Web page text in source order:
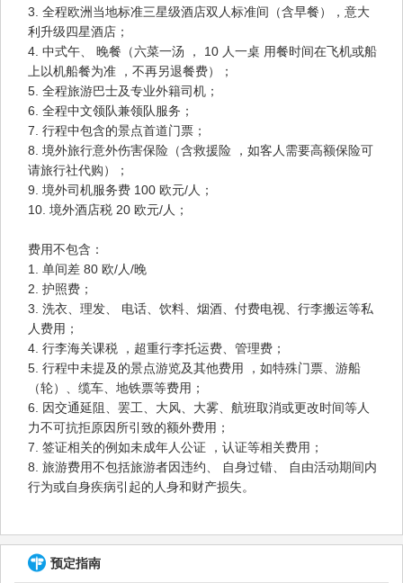
3. 全程欧洲当地标准三星级酒店双人标准间（含早餐），意大
利升级四星酒店；
4. 中式午、 晚餐（六菜一汤 ， 10 人一桌 用餐时间在飞机或船
上以机船餐为准 ，不再另退餐费）；
5. 全程旅游巴士及专业外籍司机；
6. 全程中文领队兼领队服务；
7. 行程中包含的景点首道门票；
8. 境外旅行意外伤害保险（含救援险 ，如客人需要高额保险可
请旅行社代购）；
9. 境外司机服务费 100 欧元/人；
10. 境外酒店税 20 欧元/人；
费用不包含：
1. 单间差 80 欧/人/晚
2. 护照费；
3. 洗衣、理发、 电话、饮料、烟酒、付费电视、行李搬运等私
人费用；
4. 行李海关课税 ，超重行李托运费、管理费；
5. 行程中未提及的景点游览及其他费用 ，如特殊门票、游船
（轮）、缆车、地铁票等费用；
6. 因交通延阻、罢工、大风、大雾、航班取消或更改时间等人
力不可抗拒原因所引致的额外费用；
7. 签证相关的例如未成年人公证 ，认证等相关费用；
8. 旅游费用不包括旅游者因违约、 自身过错、 自由活动期间内
行为或自身疾病引起的人身和财产损失。
预定指南